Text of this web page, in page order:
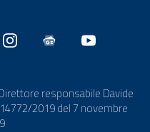
responsabile Davide
2019 del 7 novembre